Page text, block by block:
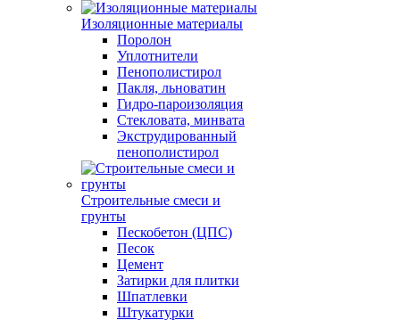
Изоляционные материалы
Поролон
Уплотнители
Пенополистирол
Пакля, льноватин
Гидро-пароизоляция
Стекловата, минвата
Экструдированный
пенополистирол
Строительные смеси и
грунты
Пескобетон (ЦПС)
Песок
Цемент
Затирки для плитки
Шпатлевки
Штукатурки